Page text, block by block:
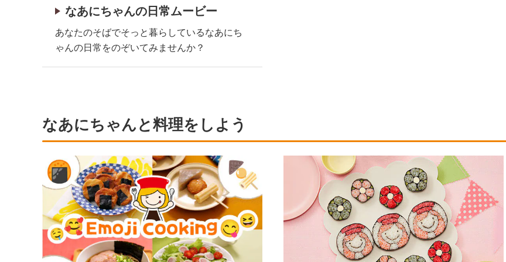
なあにちゃんの日常ムービー
あなたのそばでそっと暮らしているなあにち
ゃんの日常をのぞいてみませんか？
なあにちゃんと料理をしよう